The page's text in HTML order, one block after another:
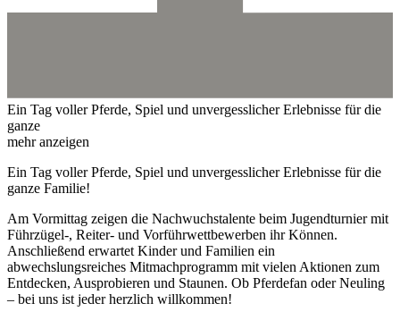
Ein Tag voller Pferde, Spiel und unvergesslicher Erlebnisse für die
ganze
mehr anzeigen
Ein Tag voller Pferde, Spiel und unvergesslicher Erlebnisse für die
ganze Familie!
Am Vormittag zeigen die Nachwuchstalente beim Jugendturnier mit
Führzügel-, Reiter- und Vorführwettbewerben ihr Können.
Anschließend erwartet Kinder und Familien ein
abwechslungsreiches Mitmachprogramm mit vielen Aktionen zum
Entdecken, Ausprobieren und Staunen. Ob Pferdefan oder Neuling
– bei uns ist jeder herzlich willkommen!